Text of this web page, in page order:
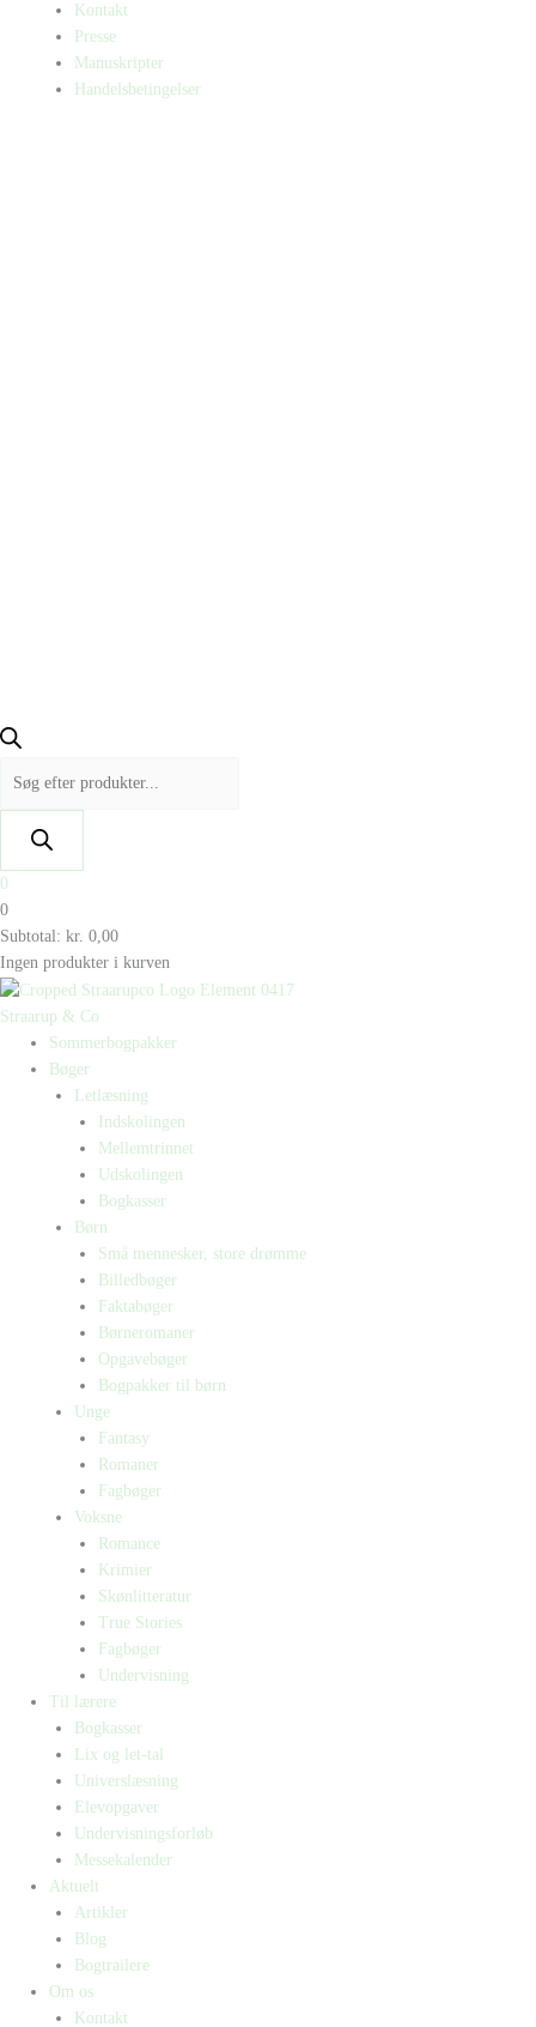
Kontakt
Presse
Manuskripter
Handelsbetingelser
0
0
Subtotal: kr. 0,00
Ingen produkter i kurven
Straarup & Co
Sommerbogpakker
Bøger
Letlæsning
Indskolingen
Mellemtrinnet
Udskolingen
Bogkasser
Børn
Små mennesker, store drømme
Billedbøger
Faktabøger
Børneromaner
Opgavebøger
Bogpakker til børn
Unge
Fantasy
Romaner
Fagbøger
Voksne
Romance
Krimier
Skønlitteratur
True Stories
Fagbøger
Undervisning
Til lærere
Bogkasser
Lix og let-tal
Universlæsning
Elevopgaver
Undervisningsforløb
Messekalender
Aktuelt
Artikler
Blog
Bogtrailere
Om os
Kontakt